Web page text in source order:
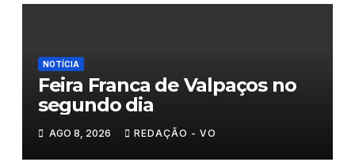
NOTÍCIA
Feira Franca de Valpaços no
segundo dia
AGO 8, 2026 REDAÇÃO - VO